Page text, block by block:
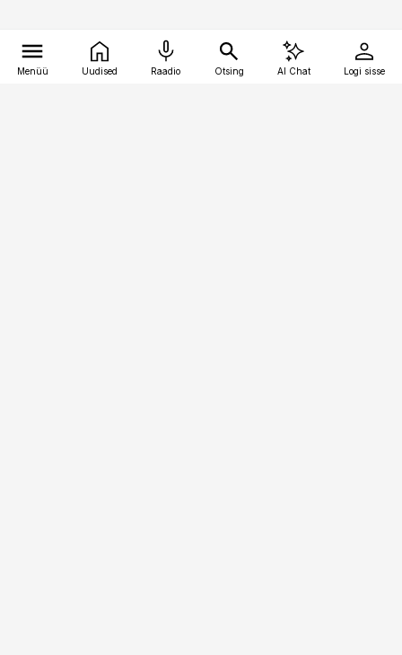
Menüü Uudised Raadio Otsing AI Chat Logi sisse